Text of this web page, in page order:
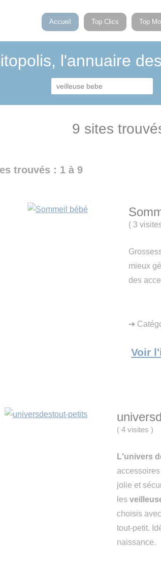
Accueil Top Clics Top
l'annuaire
9 sites
trouvés : 1 à 9
( 3
mieux
des
➔
Voir
( 4 visites)
L'univers
jolie et
les
choisis
tout-petit.
naissance.